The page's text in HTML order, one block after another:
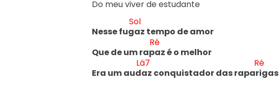
Do meu viver de estudante
Nesse fug
Sol
az tempo de amor
Que de um rap
Ré
az é o melhor
Era um aud
Lá7
az conquistador das rapar
Ré
igas